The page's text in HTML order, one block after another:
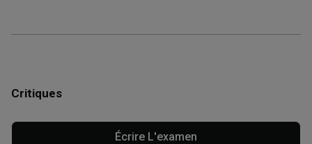
Critiques
Écrire L'examen